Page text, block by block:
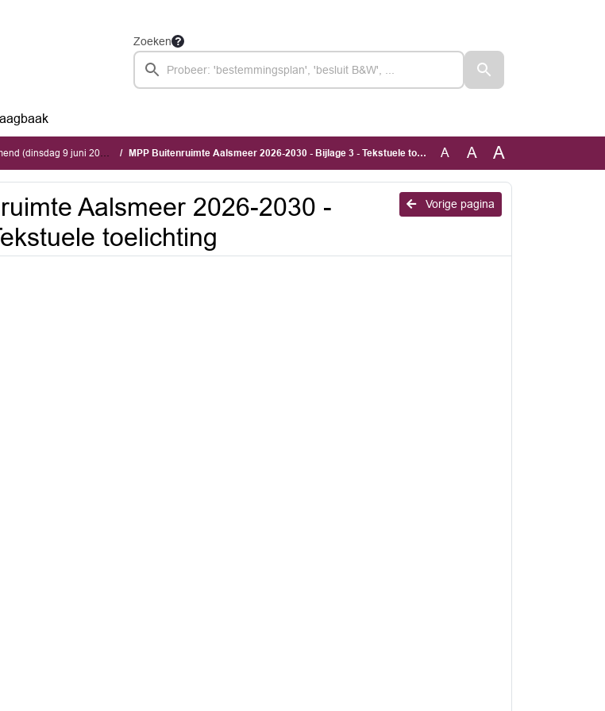
Zoeken
(dinsdag 9 juni 2026) MPP Buitenruimte Aalsmeer 2026-2030 - Bijlage 3 - Tekstuele toelichting A A A
Vorige pagina
Aalsmeer 2026-2030 -
toelichting